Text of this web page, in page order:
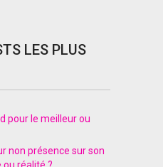
LES PLUS
pour le meilleur ou
non présence sur son